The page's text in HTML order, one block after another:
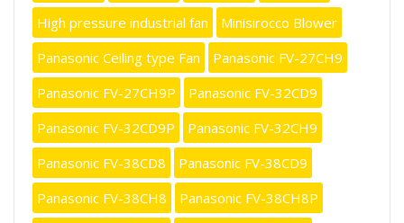
High pressure industrial fan
Minisirocco Blower
Panasonic Ceiling type Fan
Panasonic FV-27CH9
Panasonic FV-27CH9P
Panasonic FV-32CD9
Panasonic FV-32CD9P
Panasonic FV-32CH9
Panasonic FV-38CD8
Panasonic FV-38CD9
Panasonic FV-38CH8
Panasonic FV-38CH8P